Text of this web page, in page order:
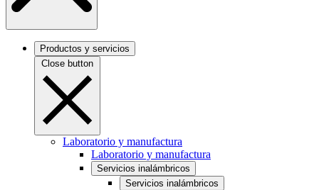
Productos y servicios
Close button
Laboratorio y manufactura
Laboratorio y manufactura
Servicios inalámbricos
Servicios inalámbricos